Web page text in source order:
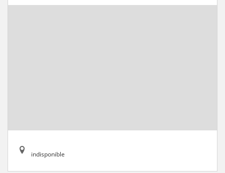
indisponible